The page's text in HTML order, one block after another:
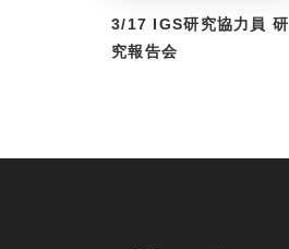
3/17 IGS研究協力員 研
究報告会